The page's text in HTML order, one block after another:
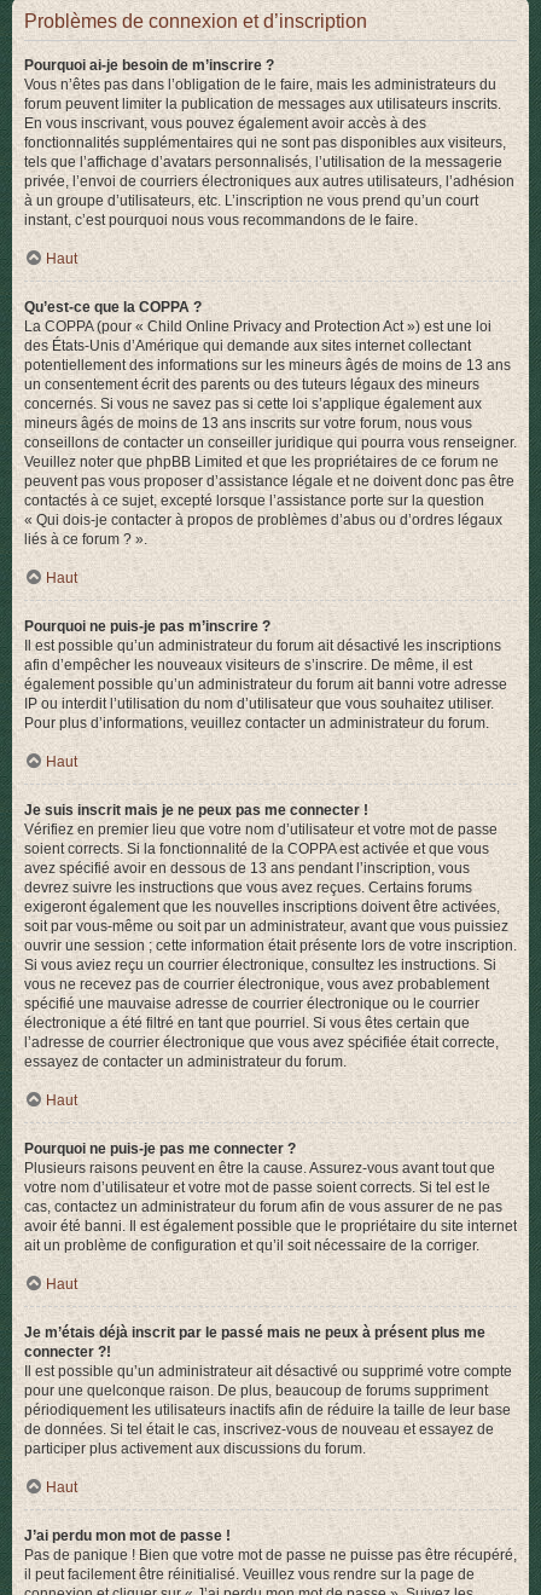
Problèmes de connexion et d’inscription
Pourquoi ai-je besoin de m’inscrire ?
Vous n’êtes pas dans l’obligation de le faire, mais les administrateurs du
forum peuvent limiter la publication de messages aux utilisateurs inscrits.
En vous inscrivant, vous pouvez également avoir accès à des
fonctionnalités supplémentaires qui ne sont pas disponibles aux visiteurs,
tels que l’affichage d’avatars personnalisés, l’utilisation de la messagerie
privée, l’envoi de courriers électroniques aux autres utilisateurs, l’adhésion
à un groupe d’utilisateurs, etc. L’inscription ne vous prend qu’un court
instant, c’est pourquoi nous vous recommandons de le faire.
Haut
Qu’est-ce que la COPPA ?
La COPPA (pour « Child Online Privacy and Protection Act ») est une loi
des États-Unis d’Amérique qui demande aux sites internet collectant
potentiellement des informations sur les mineurs âgés de moins de 13 ans
un consentement écrit des parents ou des tuteurs légaux des mineurs
concernés. Si vous ne savez pas si cette loi s’applique également aux
mineurs âgés de moins de 13 ans inscrits sur votre forum, nous vous
conseillons de contacter un conseiller juridique qui pourra vous renseigner.
Veuillez noter que phpBB Limited et que les propriétaires de ce forum ne
peuvent pas vous proposer d’assistance légale et ne doivent donc pas être
contactés à ce sujet, excepté lorsque l’assistance porte sur la question
« Qui dois-je contacter à propos de problèmes d’abus ou d’ordres légaux
liés à ce forum ? ».
Haut
Pourquoi ne puis-je pas m’inscrire ?
Il est possible qu’un administrateur du forum ait désactivé les inscriptions
afin d’empêcher les nouveaux visiteurs de s’inscrire. De même, il est
également possible qu’un administrateur du forum ait banni votre adresse
IP ou interdit l’utilisation du nom d’utilisateur que vous souhaitez utiliser.
Pour plus d’informations, veuillez contacter un administrateur du forum.
Haut
Je suis inscrit mais je ne peux pas me connecter !
Vérifiez en premier lieu que votre nom d’utilisateur et votre mot de passe
soient corrects. Si la fonctionnalité de la COPPA est activée et que vous
avez spécifié avoir en dessous de 13 ans pendant l’inscription, vous
devrez suivre les instructions que vous avez reçues. Certains forums
exigeront également que les nouvelles inscriptions doivent être activées,
soit par vous-même ou soit par un administrateur, avant que vous puissiez
ouvrir une session ; cette information était présente lors de votre inscription.
Si vous aviez reçu un courrier électronique, consultez les instructions. Si
vous ne recevez pas de courrier électronique, vous avez probablement
spécifié une mauvaise adresse de courrier électronique ou le courrier
électronique a été filtré en tant que pourriel. Si vous êtes certain que
l’adresse de courrier électronique que vous avez spécifiée était correcte,
essayez de contacter un administrateur du forum.
Haut
Pourquoi ne puis-je pas me connecter ?
Plusieurs raisons peuvent en être la cause. Assurez-vous avant tout que
votre nom d’utilisateur et votre mot de passe soient corrects. Si tel est le
cas, contactez un administrateur du forum afin de vous assurer de ne pas
avoir été banni. Il est également possible que le propriétaire du site internet
ait un problème de configuration et qu’il soit nécessaire de la corriger.
Haut
Je m’étais déjà inscrit par le passé mais ne peux à présent plus me
connecter ?!
Il est possible qu’un administrateur ait désactivé ou supprimé votre compte
pour une quelconque raison. De plus, beaucoup de forums suppriment
périodiquement les utilisateurs inactifs afin de réduire la taille de leur base
de données. Si tel était le cas, inscrivez-vous de nouveau et essayez de
participer plus activement aux discussions du forum.
Haut
J’ai perdu mon mot de passe !
Pas de panique ! Bien que votre mot de passe ne puisse pas être récupéré,
il peut facilement être réinitialisé. Veuillez vous rendre sur la page de